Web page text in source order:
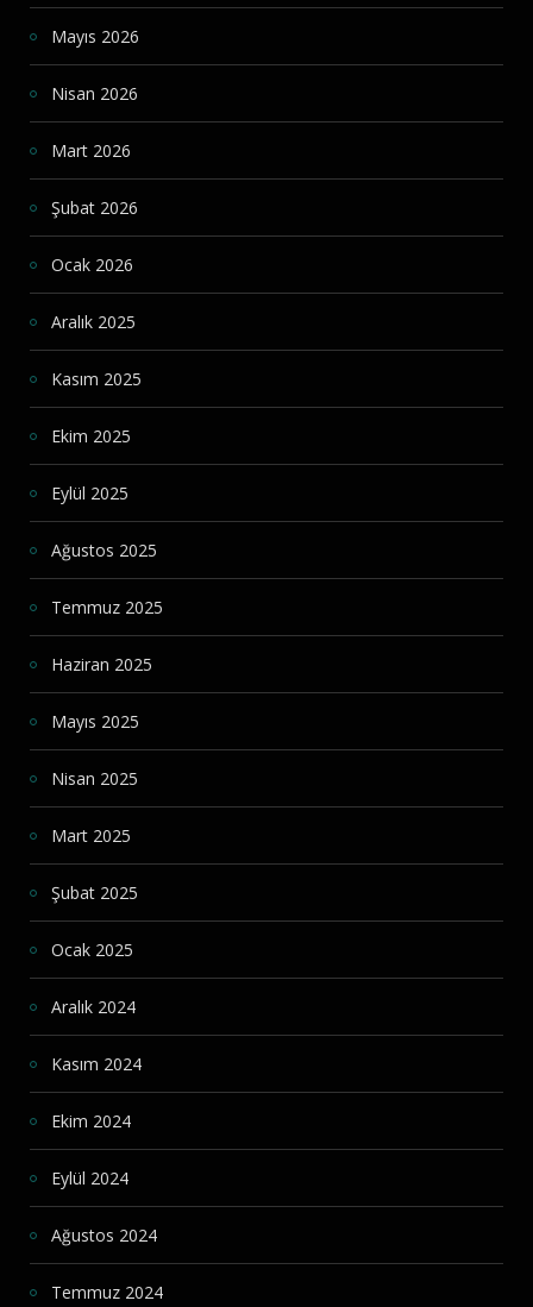
Mayıs 2026
Nisan 2026
Mart 2026
Şubat 2026
Ocak 2026
Aralık 2025
Kasım 2025
Ekim 2025
Eylül 2025
Ağustos 2025
Temmuz 2025
Haziran 2025
Mayıs 2025
Nisan 2025
Mart 2025
Şubat 2025
Ocak 2025
Aralık 2024
Kasım 2024
Ekim 2024
Eylül 2024
Ağustos 2024
Temmuz 2024